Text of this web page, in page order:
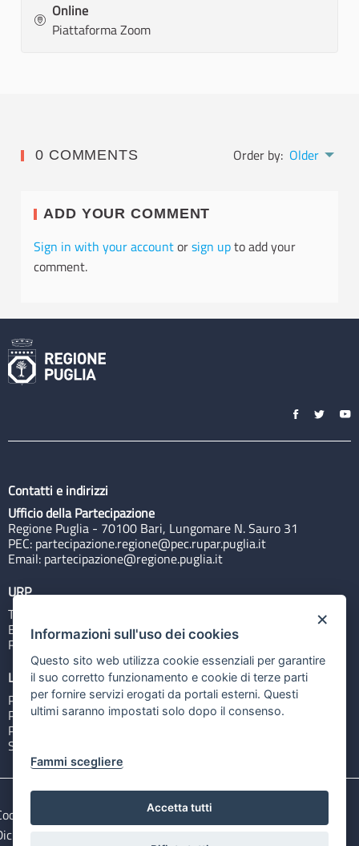
Online
Piattaforma Zoom
0 COMMENTS Order by: Older
ADD YOUR COMMENT
Sign in with your accountorsign upto add your
comment.
Contatti e indirizzi
Ufficio della Partecipazione
Regione Puglia - 70100 Bari, Lungomare N. Sauro 31
PEC: partecipazione.regione@pec.rupar.puglia.it
Email: partecipazione@regione.puglia.it
URP
Tel: 800713939
Email:quiregione@regione.puglia.it
Rubrica
Link utili
Portale Istituzionale
PO FESR Puglia 2014-2020
PSR Puglia 2014-2020
Sistema Puglia
e privacy
Note legali
di accessibilità
×
Informazioni sull'uso dei cookies
Questo sito web utilizza cookie essenziali per garantire
il suo corretto funzionamento e cookie di terze parti
per fornire servizi erogati da portali esterni. Questi
ultimi saranno impostati solo dopo il consenso.
Fammi scegliere
Accetta tutti